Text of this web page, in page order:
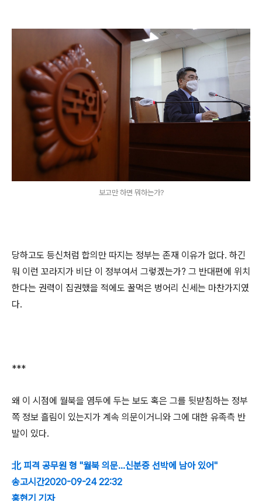
보고만 하면 뭐하는가?
당하고도 등신처럼 합의만 따지는 정부는 존재 이유가 없다. 하긴
뭐 이런 꼬라지가 비단 이 정부여서 그렇겠는가? 그 반대편에 위치
한다는 권력이 집권했을 적에도 꿀먹은 벙어리 신세는 마찬가지였
다.
***
왜 이 시점에 월북을 염두에 두는 보도 혹은 그를 뒷받침하는 정부
쪽 정보 흘림이 있는지가 계속 의문이거니와 그에 대한 유족측 반
발이 있다.
北 피격 공무원 형 "월북 의문…신분증 선박에 남아 있어"
송고시간2020-09-24 22:32
홍현기 기자